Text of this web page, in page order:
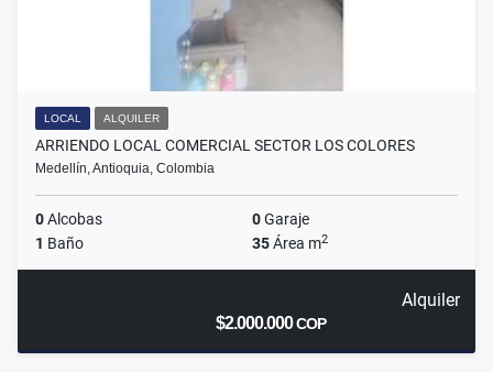
LOCAL ALQUILER
ARRIENDO LOCAL COMERCIAL SECTOR LOS COLORES
Medellín, Antioquia, Colombia
0Alcobas 0Garaje
1 Baño 35Área m2
Alquiler
$2.000.000COP